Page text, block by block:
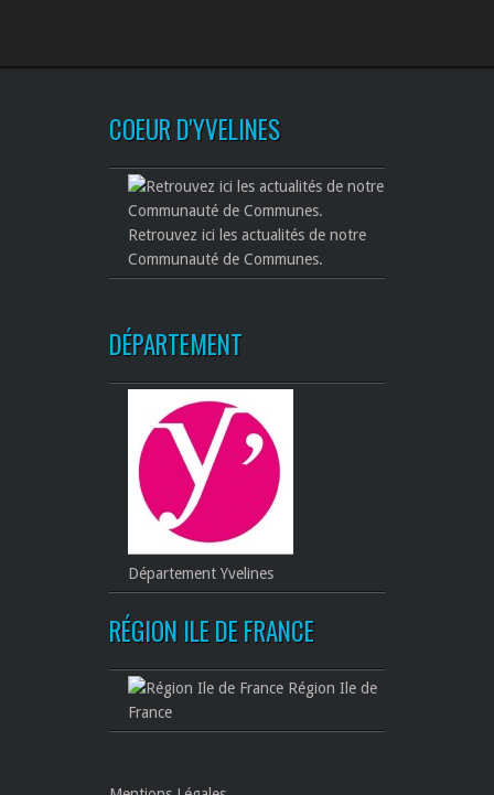
COEUR D'YVELINES
Retrouvez ici les actualités de notre
Communauté de Communes.
DÉPARTEMENT
Département Yvelines
RÉGION ILE DE FRANCE
Région Ile de
France